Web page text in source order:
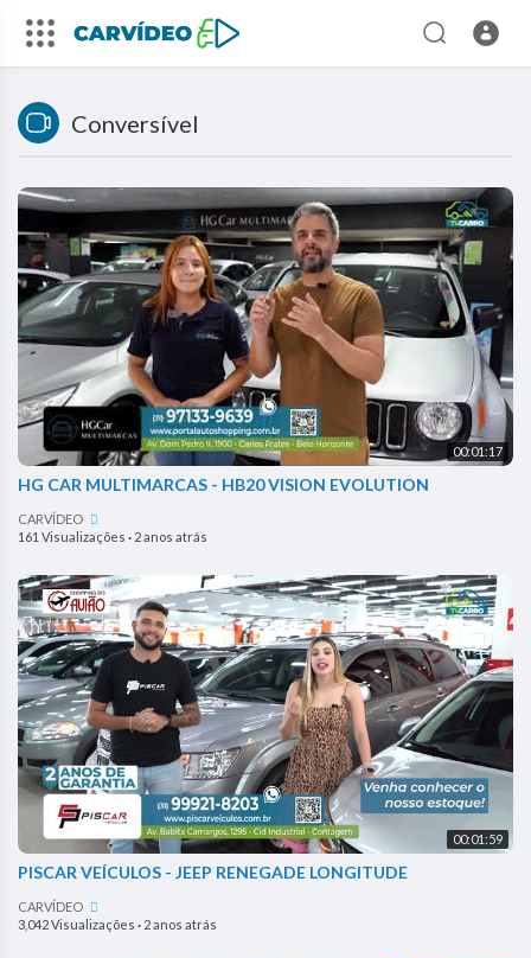
Conversível
00:01:17
HG CAR MULTIMARCAS - HB20 VISION EVOLUTION
CARVÍDEO
161 Visualizações · 2 anos atrás
00:01:59
PISCAR VEÍCULOS - JEEP RENEGADE LONGITUDE
CARVÍDEO
3,042 Visualizações · 2 anos atrás